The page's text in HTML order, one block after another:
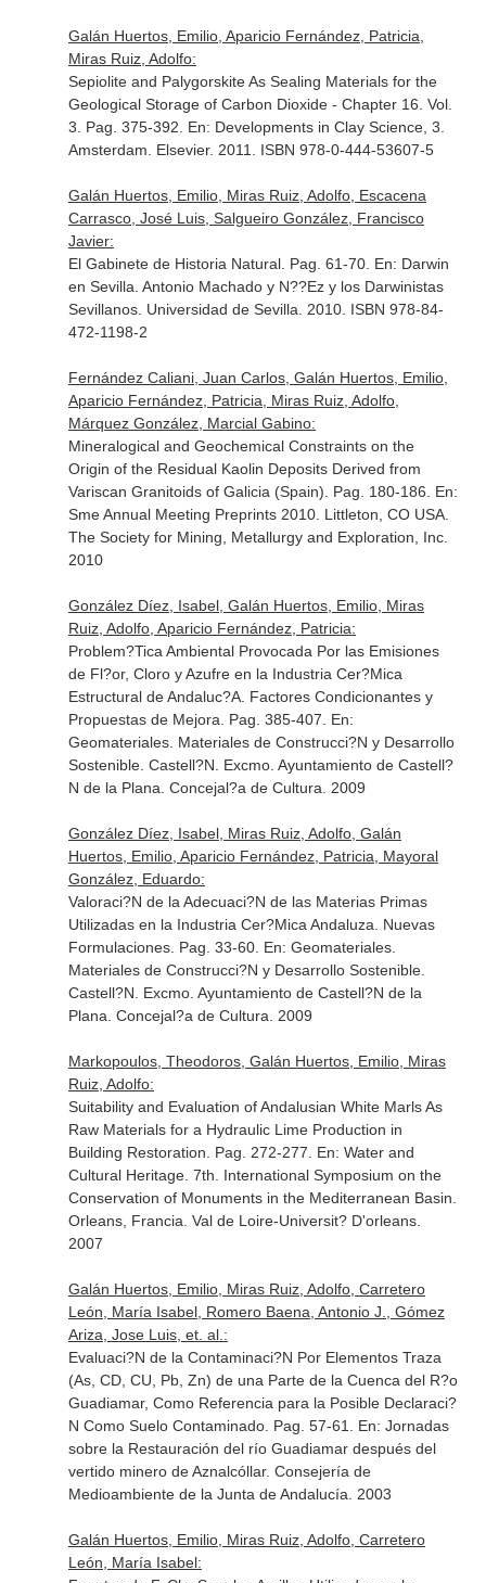
Galán Huertos, Emilio, Aparicio Fernández, Patricia,
Miras Ruiz, Adolfo:
Sepiolite and Palygorskite As Sealing Materials for the
Geological Storage of Carbon Dioxide - Chapter 16. Vol.
3. Pag. 375-392. En: Developments in Clay Science, 3
Amsterdam. Elsevier. 2011. ISBN 978-0-444-53607-5
Galán Huertos, Emilio, Miras Ruiz, Adolfo, Escacena
Carrasco, José Luis, Salgueiro González, Francisco
Javier:
El Gabinete de Historia Natural. Pag. 61-70. En: Darwin
en Sevilla. Antonio Machado y N??Ez y los Darwinistas
Sevillanos. Universidad de Sevilla. 2010. ISBN 978-84-
472-1198-2
Fernández Caliani, Juan Carlos, Galán Huertos, Emilio,
Aparicio Fernández, Patricia, Miras Ruiz, Adolfo,
Márquez González, Marcial Gabino:
Mineralogical and Geochemical Constraints on the
Origin of the Residual Kaolin Deposits Derived from
Variscan Granitoids of Galicia (Spain). Pag. 180-186. En:
Sme Annual Meeting Preprints 2010. Littleton, CO USA.
The Society for Mining, Metallurgy and Exploration, Inc.
2010
González Díez, Isabel, Galán Huertos, Emilio, Miras
Ruiz, Adolfo, Aparicio Fernández, Patricia:
Problem?Tica Ambiental Provocada Por las Emisiones
de Fl?or, Cloro y Azufre en la Industria Cer?Mica
Estructural de Andaluc?A. Factores Condicionantes y
Propuestas de Mejora. Pag. 385-407. En:
Geomateriales. Materiales de Construcci?N y Desarrollo
Sostenible. Castell?N. Excmo. Ayuntamiento de Castell?
N de la Plana. Concejal?a de Cultura. 2009
González Díez, Isabel, Miras Ruiz, Adolfo, Galán
Huertos, Emilio, Aparicio Fernández, Patricia, Mayoral
González, Eduardo:
Valoraci?N de la Adecuaci?N de las Materias Primas
Utilizadas en la Industria Cer?Mica Andaluza. Nuevas
Formulaciones. Pag. 33-60. En: Geomateriales.
Materiales de Construcci?N y Desarrollo Sostenible.
Castell?N. Excmo. Ayuntamiento de Castell?N de la
Plana. Concejal?a de Cultura. 2009
Markopoulos, Theodoros, Galán Huertos, Emilio, Miras
Ruiz, Adolfo:
Suitability and Evaluation of Andalusian White Marls As
Raw Materials for a Hydraulic Lime Production in
Building Restoration. Pag. 272-277. En: Water and
Cultural Heritage. 7th. International Symposium on the
Conservation of Monuments in the Mediterranean Basin
Orleans, Francia. Val de Loire-Universit? D'orleans.
2007
Galán Huertos, Emilio, Miras Ruiz, Adolfo, Carretero
León, María Isabel, Romero Baena, Antonio J., Gómez
Ariza, Jose Luis, et. al.:
Evaluaci?N de la Contaminaci?N Por Elementos Traza
(As, CD, CU, Pb, Zn) de una Parte de la Cuenca del R?o
Guadiamar, Como Referencia para la Posible Declaraci?
N Como Suelo Contaminado. Pag. 57-61. En: Jornadas
sobre la Restauración del río Guadiamar después del
vertido minero de Aznalcóllar. Consejería de
Medioambiente de la Junta de Andalucía. 2003
Galán Huertos, Emilio, Miras Ruiz, Adolfo, Carretero
León, María Isabel: